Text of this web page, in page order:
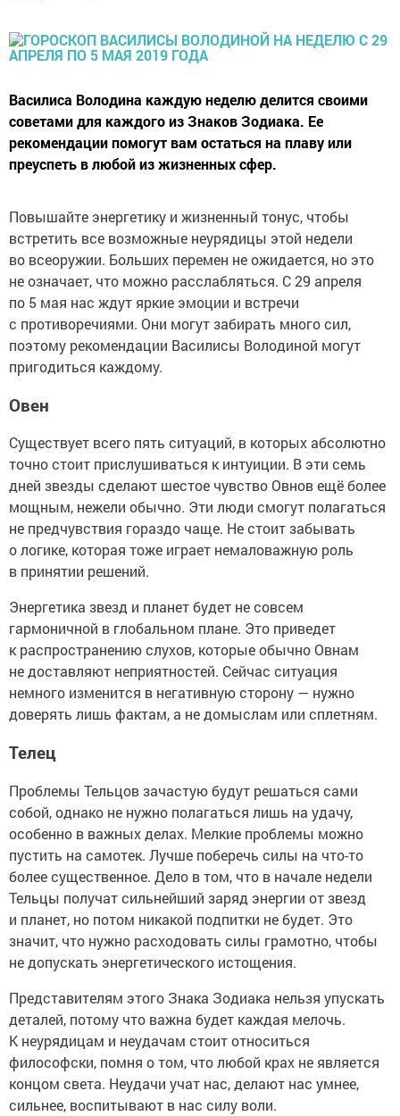
Василиса Володина каждую неделю делится своими
советами для каждого из Знаков Зодиака. Ее
рекомендации помогут вам остаться на плаву или
преуспеть в любой из жизненных сфер.
Повышайте энергетику и жизненный тонус, чтобы
встретить все возможные неурядицы этой недели
во всеоружии. Больших перемен не ожидается, но это
не означает, что можно расслабляться. С 29 апреля
по 5 мая нас ждут яркие эмоции и встречи
с противоречиями. Они могут забирать много сил,
поэтому рекомендации Василисы Володиной могут
пригодиться каждому.
Овен
Существует всего пять ситуаций, в которых абсолютно
точно стоит прислушиваться к интуиции. В эти семь
дней звезды сделают шестое чувство Овнов ещё более
мощным, нежели обычно. Эти люди смогут полагаться
не предчувствия гораздо чаще. Не стоит забывать
о логике, которая тоже играет немаловажную роль
в принятии решений.
Энергетика звезд и планет будет не совсем
гармоничной в глобальном плане. Это приведет
к распространению слухов, которые обычно Овнам
не доставляют неприятностей. Сейчас ситуация
немного изменится в негативную сторону — нужно
доверять лишь фактам, а не домыслам или сплетням.
Телец
Проблемы Тельцов зачастую будут решаться сами
собой, однако не нужно полагаться лишь на удачу,
особенно в важных делах. Мелкие проблемы можно
пустить на самотек. Лучше поберечь силы на что-то
более существенное. Дело в том, что в начале недели
Тельцы получат сильнейший заряд энергии от звезд
и планет, но потом никакой подпитки не будет. Это
значит, что нужно расходовать силы грамотно, чтобы
не допускать энергетического истощения.
Представителям этого Знака Зодиака нельзя упускать
деталей, потому что важна будет каждая мелочь.
К неурядицам и неудачам стоит относиться
философски, помня о том, что любой крах не является
концом света. Неудачи учат нас, делают нас умнее,
сильнее, воспитывают в нас силу воли.